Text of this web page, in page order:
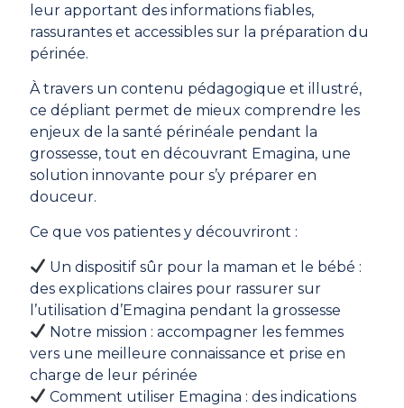
leur apportant des informations fiables,
rassurantes et accessibles sur la préparation du
périnée.
À travers un contenu pédagogique et illustré,
ce dépliant permet de mieux comprendre les
enjeux de la santé périnéale pendant la
grossesse, tout en découvrant Emagina, une
solution innovante pour s’y préparer en
douceur.
Ce que vos patientes y découvriront :
Un dispositif sûr pour la maman et le bébé :
des explications claires pour rassurer sur
l’utilisation d’Emagina pendant la grossesse
Notre mission : accompagner les femmes
vers une meilleure connaissance et prise en
charge de leur périnée
Comment utiliser Emagina : des indications